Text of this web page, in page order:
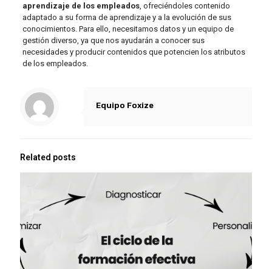
aprendizaje de los empleados, ofreciéndoles contenido
adaptado a su forma de aprendizaje y a la evolución de sus
conocimientos. Para ello, necesitamos datos y un equipo de
gestión diverso, ya que nos ayudarán a conocer sus
necesidades y producir contenidos que potencien los atributos
de los empleados.
Equipo Foxize
Related posts